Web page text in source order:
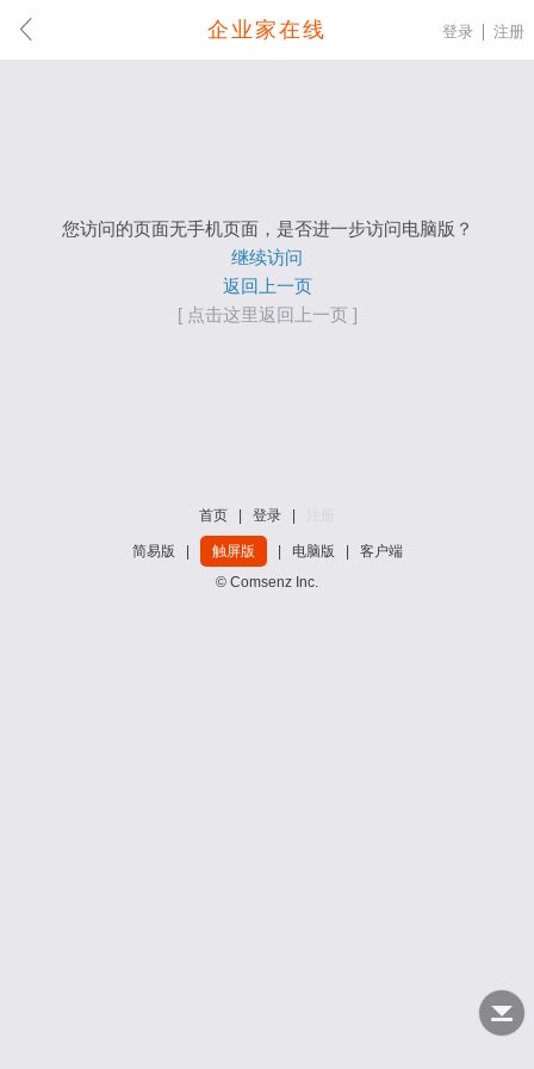
企业家在线 登录 注册
您访问的页面无手机页面，是否进一步访问电脑版？
继续访问
返回上一页
[ 点击这里返回上一页 ]
首页 登录
简易版 触屏版 电脑版
客户端
© Comsenz Inc.